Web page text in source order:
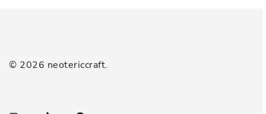
© 2026 neotericcraft.